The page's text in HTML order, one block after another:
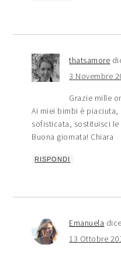
thatsamore
3 Novembre
Grazie mille
Ai miei bimbi è piaciuta,
sofisticata, sostituisci
Buona giornata! Chiara
RISPONDI
Emanuela dice
13 Ottobre